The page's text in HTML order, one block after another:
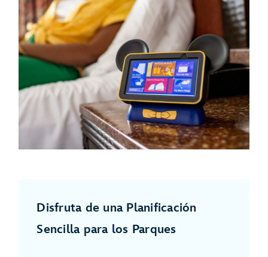
Disfruta de una Planificación
Sencilla para los Parques